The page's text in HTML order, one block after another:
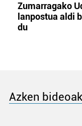
Zumarragako
lanpostua aldi
du
Azken bideoak